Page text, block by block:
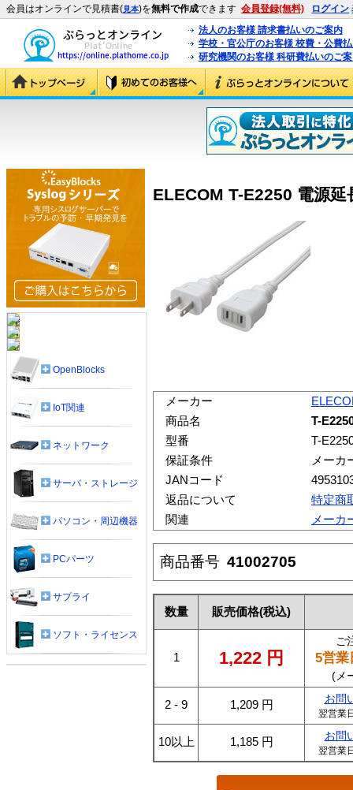
会員はオンラインで見積書(見本)を無料で作成できます 会員登録(無料) ログイン
法人のお客様 請求書払いのご案内
学校・官公庁のお客様 校費・公費
研究機関のお客様 科研費払いのご
ELECOM T-E2250 電源
メーカー
商品名
T-
型番
T-
保証条件
メーカ
JANコード
返品について
特定商
関連
メーカ
商品番号 41002705
数量 販売価格(税込)
1 1,222 円
ご
5営業
(メ
2 - 9 1,209 円 お問
翌営業
10以上 1,185 円 お問
翌営業
OpenBlocks
IoT関連
ネットワーク
サーバ・ストレージ
パソコン・周辺機器
PCパーツ
サプライ
ソフト・ライセンス